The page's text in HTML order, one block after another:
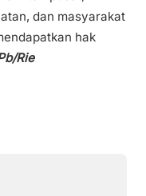
dan masyarakat
hak
Rie